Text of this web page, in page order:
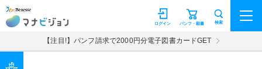
マナビジョン パンフ・願書
ログイン 検索
【注目!】パンフ請求で2000円分電子図書カードGET